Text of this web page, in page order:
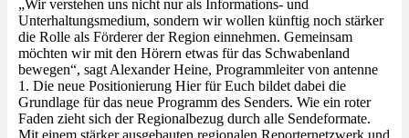
„Wir verstehen uns nicht nur als Informations- und
Unterhaltungsmedium, sondern wir wollen künftig noch stärker
die Rolle als Förderer der Region einnehmen. Gemeinsam
möchten wir mit den Hörern etwas für das Schwabenland
bewegen“, sagt Alexander Heine, Programmleiter von antenne
1. Die neue Positionierung Hier für Euch bildet dabei die
Grundlage für das neue Programm des Senders. Wie ein roter
Faden zieht sich der Regionalbezug durch alle Sendeformate.
Mit einem stärker ausgebauten regionalen Reporternetzwerk und